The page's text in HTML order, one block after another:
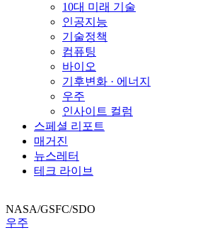
10대 미래 기술
인공지능
기술정책
컴퓨팅
바이오
기후변화 · 에너지
우주
인사이트 컬럼
스페셜 리포트
매거진
뉴스레터
테크 라이브
NASA/GSFC/SDO
우주